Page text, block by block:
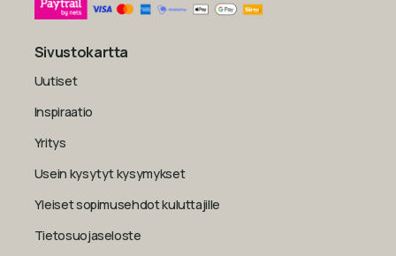
Sivustokartta
Uutiset
Inspiraatio
Yritys
Usein kysytyt kysymykset
Yleiset sopimusehdot kuluttajille
Tietosuojaseloste